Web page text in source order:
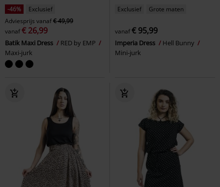
-46%
Exclusief
Adviesprijs vanaf€ 49,99
vanaf€ 26,99
Batik Maxi Dress
RED by EMP
Maxi-jurk
Exclusief Grote maten
vanaf€ 95,99
Imperia Dress
Hell Bunny
Mini-jurk